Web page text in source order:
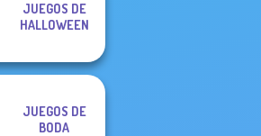
JUEGOS DE
HALLOWEEN
JUEGOS DE
BODA